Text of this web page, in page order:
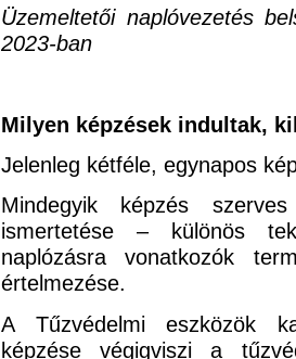
Üzemeltetői naplóvezetés
2023-ban
Milyen képzések indultak,
Jelenleg kétféle, egynapos
Mindegyik képzés
ismertetése – különös
naplózásra vonatkozók
értelmezése.
A Tűzvédelmi eszközök
képzése végigviszi a